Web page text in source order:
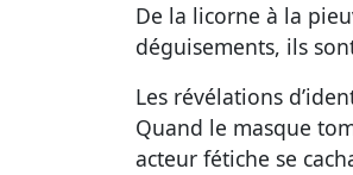
De la licorne à la
déguisements, ils
Les révélations
Quand le masque
acteur fétiche se